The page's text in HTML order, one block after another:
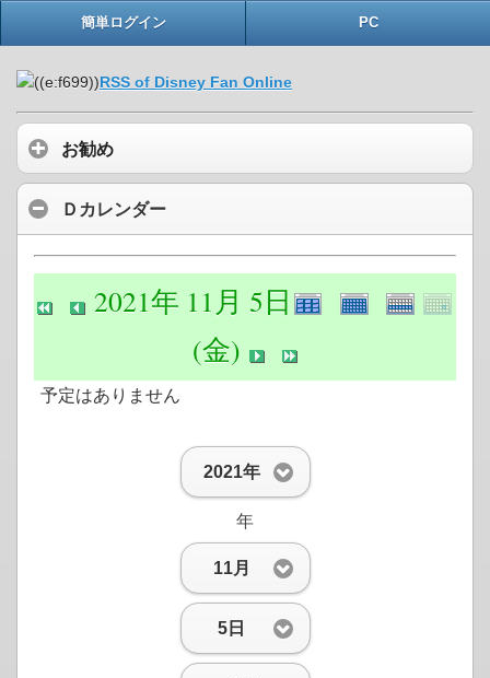
簡単ログイン PC
RSS of Disney Fan Online
お勧め
Ｄカレンダー
2021年 11月 5日
(金)
予定はありません
2021年
年
11月
5日